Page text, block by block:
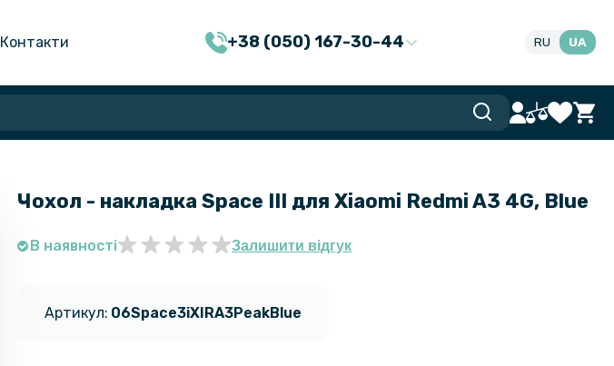
Контакти +38 (050) 167-30-44 RU UA
Чохол - накладка Space III для Xiaomi Redmi A3 4G, Blue
В наявності Залишити відгук
Артикул: 06Space3iXIRA3PeakBlue